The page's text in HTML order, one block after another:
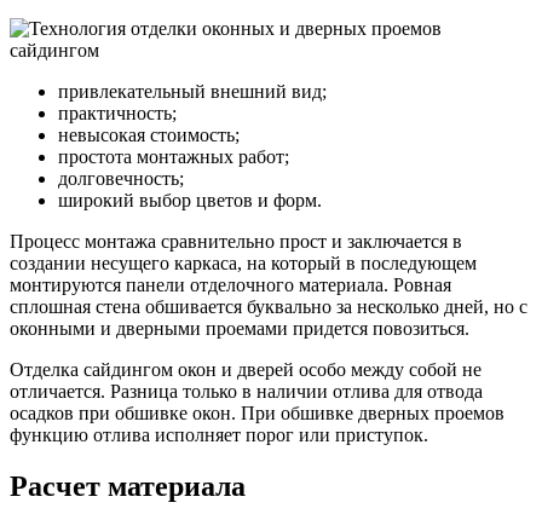
привлекательный внешний вид;
практичность;
невысокая стоимость;
простота монтажных работ;
долговечность;
широкий выбор цветов и форм.
Процесс монтажа сравнительно прост и заключается в
создании несущего каркаса, на который в последующем
монтируются панели отделочного материала. Ровная
сплошная стена обшивается буквально за несколько дней, но с
оконными и дверными проемами придется повозиться.
Отделка сайдингом окон и дверей особо между собой не
отличается. Разница только в наличии отлива для отвода
осадков при обшивке окон. При обшивке дверных проемов
функцию отлива исполняет порог или приступок.
Расчет материала